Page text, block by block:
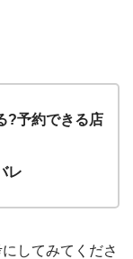
?予約できる店
レ
してみてくださ